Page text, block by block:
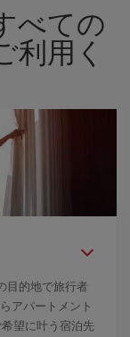
べての
利用く
目的地で旅行者
アパートメント
望に叶う宿泊先